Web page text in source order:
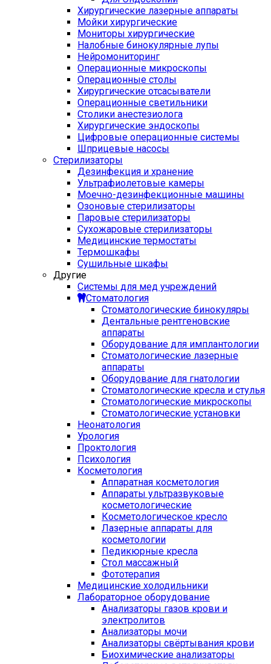
Хирургические лазерные аппараты
Мойки хирургические
Мониторы хирургические
Налобные бинокулярные лупы
Нейромониторинг
Операционные микроскопы
Операционные столы
Хирургические отсасыватели
Операционные светильники
Столики анестезиолога
Хирургические эндоскопы
Цифровые операционные системы
Шприцевые насосы
Стерилизаторы
Дезинфекция и хранение
Ультрафиолетовые камеры
Моечно-дезинфекционные машины
Озоновые стерилизаторы
Паровые стерилизаторы
Сухожаровые стерилизаторы
Медицинские термостаты
Термошкафы
Сушильные шкафы
Другие
Системы для мед учреждений
Стоматология
Стоматологические бинокуляры
Дентальные рентгеновские
аппараты
Оборудование для имплантологии
Стоматологические лазерные
аппараты
Оборудование для гнатологии
Стоматологические кресла и стулья
Стоматологические микроскопы
Стоматологические установки
Неонатология
Урология
Проктология
Психология
Косметология
Аппаратная косметология
Аппараты ультразвуковые
косметологические
Косметологическое кресло
Лазерные аппараты для
косметологии
Педикюрные кресла
Стол массажный
Фототерапия
Медицинские холодильники
Лабораторное оборудование
Анализаторы газов крови и
электролитов
Анализаторы мочи
Анализаторы свёртывания крови
Биохимические анализаторы